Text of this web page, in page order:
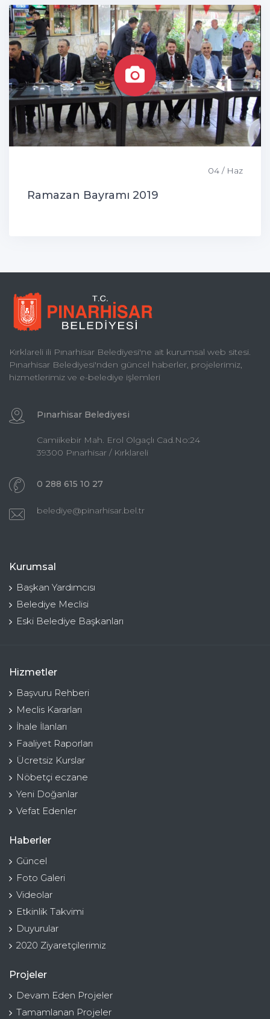
04 / Haz
Ramazan Bayramı 2019
Kırklareli ili Pınarhisar Belediyesi'ne ait kurumsal web sitesi.
Pınarhisar Belediyesi'nden güncel haberler, projelerimiz,
hizmetlerimiz ve e-belediye işlemleri
Pınarhisar Belediyesi
Camiikebir Mah. Erol Olgaçlı Cad.No:24
39300 Pınarhisar / Kırklareli
0 288 615 10 27
belediye@pinarhisar.bel.tr
Kurumsal
Başkan Yardımcısı
Belediye Meclisi
Eski Belediye Başkanları
Hizmetler
Başvuru Rehberi
Meclis Kararları
İhale İlanları
Faaliyet Raporları
Ücretsiz Kurslar
Nöbetçi eczane
Yeni Doğanlar
Vefat Edenler
Haberler
Güncel
Foto Galeri
Videolar
Etkinlik Takvimi
Duyurular
2020 Ziyaretçilerimiz
Projeler
Devam Eden Projeler
Tamamlanan Projeler